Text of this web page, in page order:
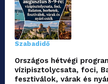
Szabadidő
Országos hétvégi
vízipisztolycsata, foci,
fesztiválok, várak és